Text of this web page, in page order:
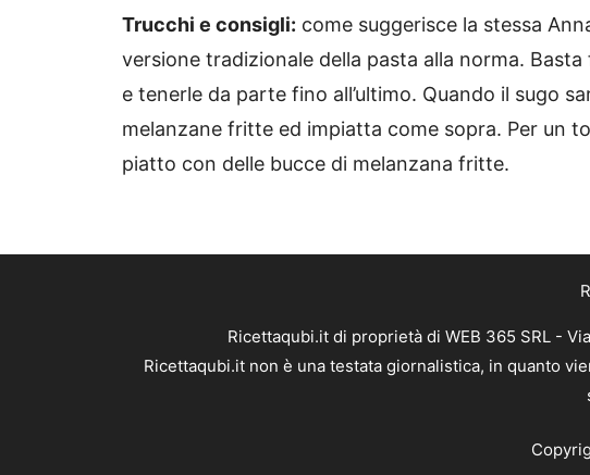
Trucchi e consigli: come suggerisce la stessa
versione tradizionale della pasta alla norma.
e tenerle da parte fino all’ultimo. Quando il sugo
melanzane fritte ed impiatta come sopra. Per un
piatto con delle bucce di melanzana fritte.
Ricettaqubi.it di proprietà di WEB 365 SRL -
Ricettaqubi.it non è una testata giornalistica, in quanto